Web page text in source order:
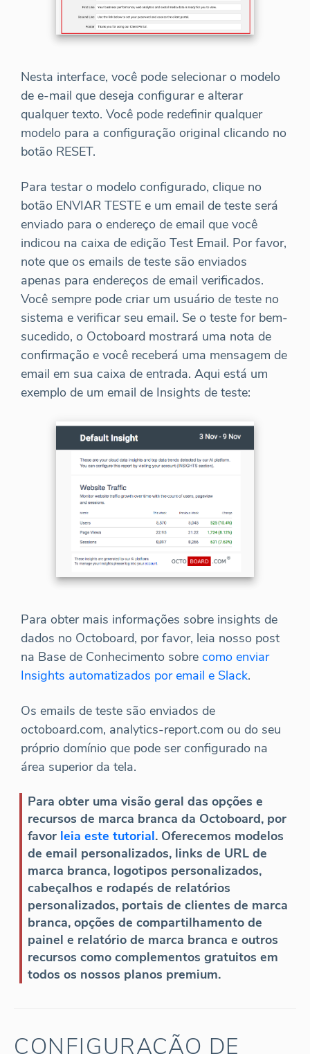
Nesta interface, você pode selecionar o modelo
de e-mail que deseja configurar e alterar
qualquer texto. Você pode redefinir qualquer
modelo para a configuração original clicando no
botão RESET.
Para testar o modelo configurado, clique no
botão ENVIAR TESTE e um email de teste será
enviado para o endereço de email que você
indicou na caixa de edição Test Email. Por favor,
note que os emails de teste são enviados
apenas para endereços de email verificados.
Você sempre pode criar um usuário de teste no
sistema e verificar seu email. Se o teste for bem-
sucedido, o Octoboard mostrará uma nota de
confirmação e você receberá uma mensagem de
email em sua caixa de entrada. Aqui está um
exemplo de um email de Insights de teste:
Para obter mais informações sobre insights de
dados no Octoboard, por favor, leia nosso post
na Base de Conhecimento sobre como enviar
Insights automatizados por email e Slack.
Os emails de teste são enviados de
octoboard.com, analytics-report.com ou do seu
próprio domínio que pode ser configurado na
área superior da tela.
Para obter uma visão geral das opções e
recursos de marca branca da Octoboard, por
favor leia este tutorial. Oferecemos modelos
de email personalizados, links de URL de
marca branca, logotipos personalizados,
cabeçalhos e rodapés de relatórios
personalizados, portais de clientes de marca
branca, opções de compartilhamento de
painel e relatório de marca branca e outros
recursos como complementos gratuitos em
todos os nossos planos premium.
CONFIGURAÇÃO DE